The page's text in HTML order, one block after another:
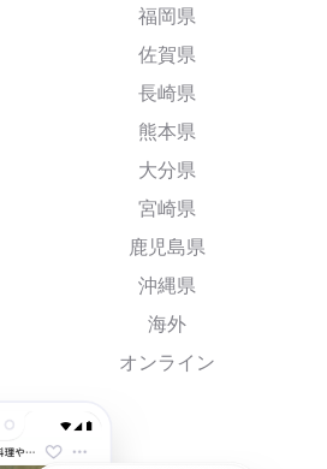
福岡県
佐賀県
長崎県
熊本県
大分県
宮崎県
鹿児島県
沖縄県
海外
オンライン